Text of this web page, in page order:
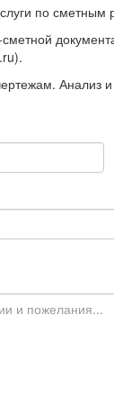
по сметным
Анализ